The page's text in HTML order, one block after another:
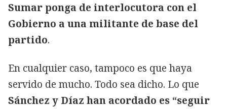
Sumar ponga de interlocutora con el
Gobierno a una militante de base del
partido.
En cualquier caso, tampoco es que haya
servido de mucho. Todo sea dicho. Lo que
Sánchez y Díaz han acordado es “seguir